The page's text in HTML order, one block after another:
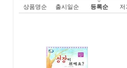
상품명순 출시일순 등록순